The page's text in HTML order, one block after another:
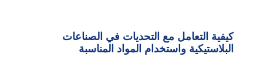
كيفية التعامل مع التحديات في الصناعات
البلاستيكية واستخدام المواد المناسبة